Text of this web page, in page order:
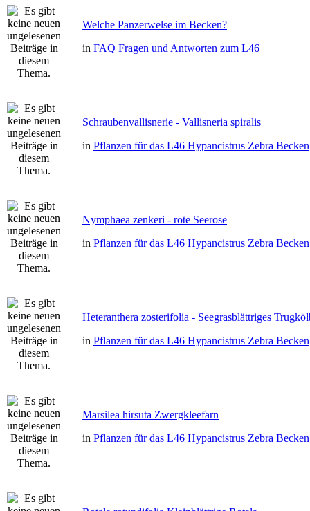
Welche Panzerwelse im Becken?
in FAQ Fragen und Antworten zum L46
Schraubenvallisnerie - Vallisneria spiralis
in Pflanzen für das L46 Hypancistrus Zebra Becken
Nymphaea zenkeri - rote Seerose
in Pflanzen für das L46 Hypancistrus Zebra Becken
Heteranthera zosterifolia - Seegrasblättriges
in Pflanzen für das L46 Hypancistrus Zebra Becken
Marsilea hirsuta Zwergkleefarn
in Pflanzen für das L46 Hypancistrus Zebra Becken